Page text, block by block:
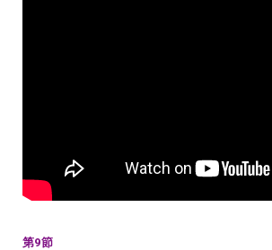
第9節